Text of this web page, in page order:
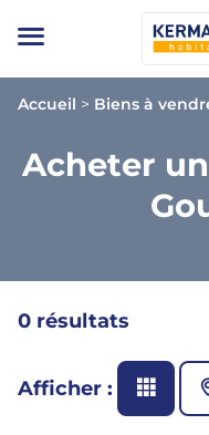
Accueil > Biens à
Acheter
0 résultats
Afficher :